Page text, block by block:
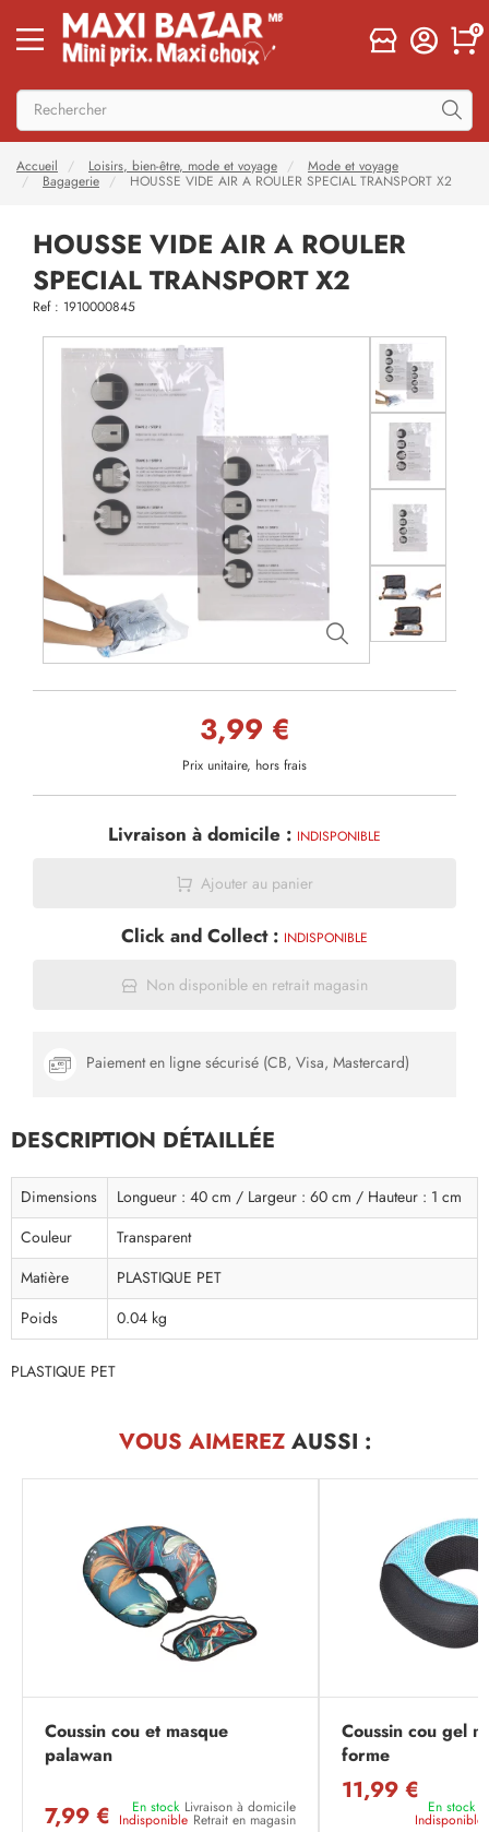
0
Accueil Loisirs, bien-être, mode et voyage
Mode et voyage
Bagagerie
HOUSSE VIDE AIR A ROULER SPECIAL TRANSPORT X2
HOUSSE VIDE AIR A ROULER
SPECIAL TRANSPORT X2
Ref : 1910000845
3,99 €
Prix unitaire, hors frais
Livraison à domicile : INDISPONIBLE
Ajouter au panier
Click and Collect : INDISPONIBLE
Non disponible en retrait magasin
Paiement en ligne sécurisé (CB, Visa, Mastercard)
DESCRIPTION DÉTAILLÉE
Dimensions
Longueur : 40 cm / Largeur : 60 cm / Hauteur : 1 cm
Couleur
Transparent
Matière
PLASTIQUE PET
Poids
0.04 kg
PLASTIQUE PET
VOUS AIMEREZAUSSI :
Coussin cou et masque
palawan
7,99 € En stock Livraison à domicile
Indisponible Retrait en magasin
Coussin cou gel
forme
11,99 €
En stock
Indisponible